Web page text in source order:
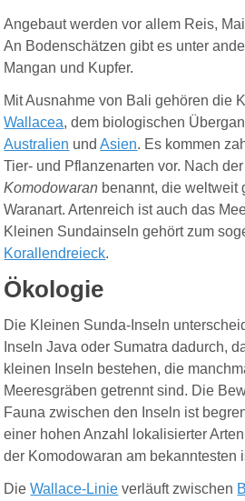
Angebaut werden vor allem Reis,
An Bodenschätzen gibt es unter
Mangan und Kupfer.
Mit Ausnahme von Bali gehören die
Wallacea, dem biologischen
Australien undAsien. Es kommen
Tier- und Pflanzenarten vor. Nach der
Komodowaran benannt, die weltweit
Waranart. Artenreich ist auch das
Kleinen Sundainseln gehört zum
Korallendreieck.
Ökologie
Die Kleinen Sunda-Inseln
Inseln Java oder Sumatra dadurch,
kleinen Inseln bestehen, die
Meeresgräben getrennt sind. Die
Fauna zwischen den Inseln ist
einer hohen Anzahl lokalisierter
der Komodowaran am bekanntesten
DieWallace-Linie verläuft zwischen